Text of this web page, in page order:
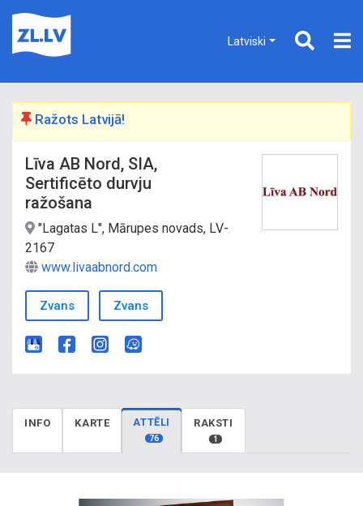
Latviski
Ražots Latvijā!
Līva AB Nord, SIA,
Sertificēto durvju
ražošana
"Lagatas L", Mārupes novads, LV-
2167
www.livaabnord.com
Zvans Zvans
INFO KARTE ATTĒLI
76
RAKSTI
1